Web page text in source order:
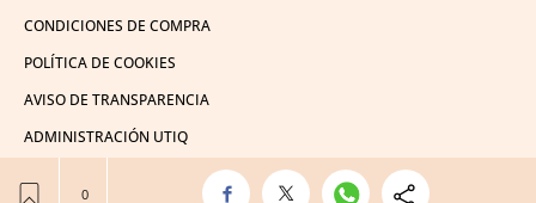
CONDICIONES DE COMPRA
POLÍTICA DE COOKIES
AVISO DE TRANSPARENCIA
ADMINISTRACIÓN UTIQ